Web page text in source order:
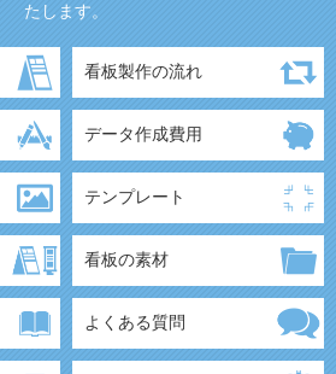
たします。
看板製作の流れ
データ作成費用
テンプレート
看板の素材
よくある質問